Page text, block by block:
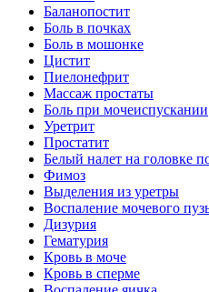
Баланопостит
Боль в почках
Боль в мошонке
Цистит
Пиелонефрит
Массаж простаты
Боль при мочеиспускании
Уретрит
Простатит
Белый налет на головке
Фимоз
Выделения из уретры
Воспаление мочевого
Дизурия
Гематурия
Кровь в моче
Кровь в сперме